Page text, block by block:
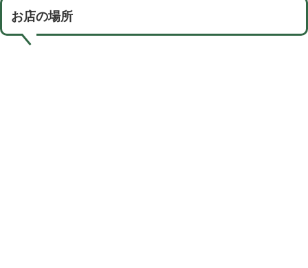
お店の場所